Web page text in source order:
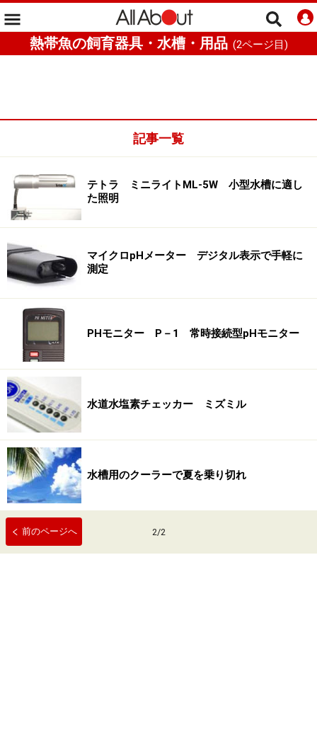
熱帯魚の飼育器具・水槽・用品 (2ページ目)
記事一覧
テトラ ミニライトML-5W 小型水槽に適し
た照明
マイクロpHメーター デジタル表示で手軽に
測定
PHモニター P－1 常時接続型pHモニター
水道水塩素チェッカー ミズミル
水槽用のクーラーで夏を乗り切れ
前のページへ 2/2